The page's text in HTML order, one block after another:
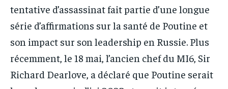
tentative d’assassinat fait partie d’une longue
série d’affirmations sur la santé de Poutine et
son impact sur son leadership en Russie. Plus
récemment, le 18 mai, l’ancien chef du MI6, Sir
Richard Dearlove, a déclaré que Poutine serait